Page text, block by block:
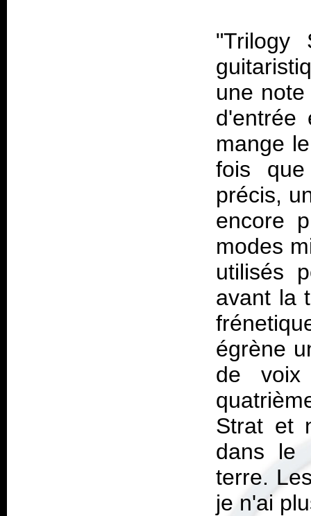
"Trilogy
une
d'entrée
mange
fois
précis,
encore
modes
utilisés
avant la
égrène
de
Strat et
dans le
terre.
je n'ai